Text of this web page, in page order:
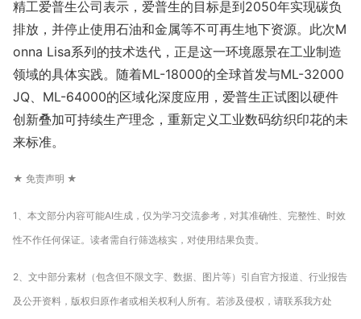
精工爱普生公司表示，爱普生的目标是到2050年实现碳负
排放，并停止使用石油和金属等不可再生地下资源。此次M
onna Lisa系列的技术迭代，正是这一环境愿景在工业制造
领域的具体实践。随着ML-18000的全球首发与ML-32000
JQ、ML-64000的区域化深度应用，爱普生正试图以硬件
创新叠加可持续生产理念，重新定义工业数码纺织印花的未
来标准。
★ 免责声明 ★
1、本文部分内容可能AI生成，仅为学习交流参考，对其准确性、完整性、时效
性不作任何保证。读者需自行筛选核实，对使用结果负责。
2、文中部分素材（包含但不限文字、数据、图片等）引自官方报道、行业报告
及公开资料，版权归原作者或相关权利人所有。若涉及侵权，请联系我方处